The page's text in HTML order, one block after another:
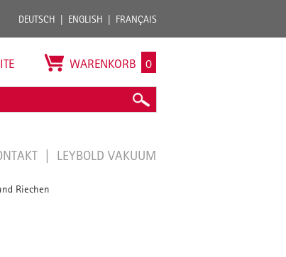
DEUTSCH ENGLISH FRANÇAIS
WARENKORB 0
LEYBOLD VAKUUM
Riechen